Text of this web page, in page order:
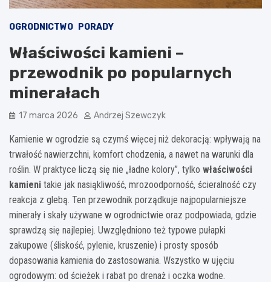
OGRODNICTWO PORADY
Właściwości kamieni –
przewodnik po popularnych
minerałach
17 marca 2026 Andrzej Szewczyk
Kamienie w ogrodzie są czymś więcej niż dekoracją: wpływają na
trwałość nawierzchni, komfort chodzenia, a nawet na warunki dla
roślin. W praktyce liczą się nie „ładne kolory”, tylko właściwości
kamieni takie jak nasiąkliwość, mrozoodporność, ścieralność czy
reakcja z glebą. Ten przewodnik porządkuje najpopularniejsze
minerały i skały używane w ogrodnictwie oraz podpowiada, gdzie
sprawdzą się najlepiej. Uwzględniono też typowe pułapki
zakupowe (śliskość, pylenie, kruszenie) i prosty sposób
dopasowania kamienia do zastosowania. Wszystko w ujęciu
ogrodowym: od ścieżek i rabat po drenaż i oczka wodne.